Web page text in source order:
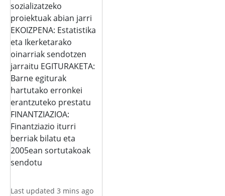
sozializatzeko
proiektuak abian jarri
EKOIZPENA: Estatistika
eta Ikerketarako
oinarriak sendotzen
jarraitu EGITURAKETA:
Barne egiturak
hartutako erronkei
erantzuteko prestatu
FINANTZIAZIOA:
Finantziazio iturri
berriak bilatu eta
2005ean sortutakoak
sendotu
Last updated 3 mins ago